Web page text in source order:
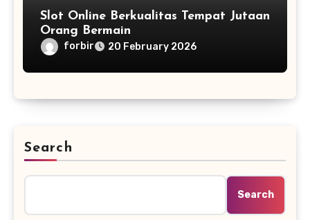
Slot Online Berkualitas Tempat Jutaan
Orang Bermain
forbir 20 February 2026
Search
Search